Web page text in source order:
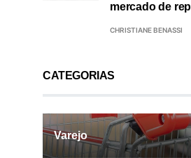
mercado de
CHRISTIANE BENASSI
CATEGORIAS
Varejo